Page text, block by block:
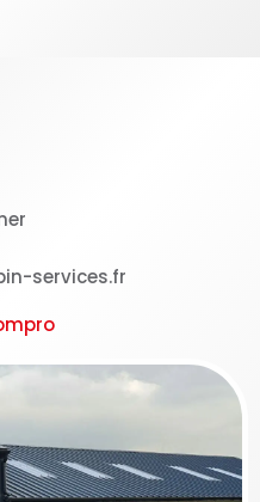
services.fr